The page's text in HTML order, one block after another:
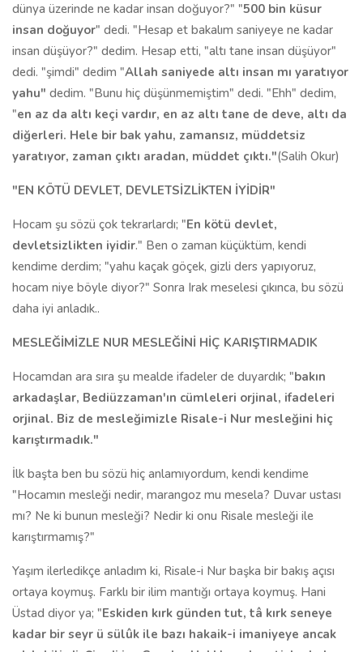
dünya üzerinde ne kadar insan doğuyor?" "500 bin küsur
insan doğuyor" dedi. "Hesap et bakalım saniyeye ne kadar
insan düşüyor?" dedim. Hesap etti, "altı tane insan düşüyor"
dedi. "şimdi" dedim "Allah saniyede altı insan mı yaratıyor
yahu" dedim. "Bunu hiç düşünmemiştim" dedi. "Ehh" dedim,
"en az da altı keçi vardır, en az altı tane de deve, altı da
diğerleri. Hele bir bak yahu, zamansız, müddetsiz
yaratıyor, zaman çıktı aradan, müddet çıktı."(Salih Okur)
"EN KÖTÜ DEVLET, DEVLETSİZLİKTEN İYİDİR"
Hocam şu sözü çok tekrarlardı; "En kötü devlet,
devletsizlikten iyidir." Ben o zaman küçüktüm, kendi
kendime derdim; "yahu kaçak göçek, gizli ders yapıyoruz,
hocam niye böyle diyor?" Sonra Irak meselesi çıkınca, bu sözü
daha iyi anladık..
MESLEĞİMİZLE NUR MESLEĞİNİ HİÇ KARIŞTIRMADIK
Hocamdan ara sıra şu mealde ifadeler de duyardık; "bakın
arkadaşlar, Bediüzzaman'ın cümleleri orjinal, ifadeleri
orjinal. Biz de mesleğimizle Risale-i Nur mesleğini hiç
karıştırmadık."
İlk başta ben bu sözü hiç anlamıyordum, kendi kendime
"Hocamın mesleği nedir, marangoz mu mesela? Duvar ustası
mı? Ne ki bunun mesleği? Nedir ki onu Risale mesleği ile
karıştırmamış?"
Yaşım ilerledikçe anladım ki, Risale-i Nur başka bir bakış açısı
ortaya koymuş. Farklı bir ilim mantığı ortaya koymuş. Hani
Üstad diyor ya; "Eskiden kırk günden tut, tâ kırk seneye
kadar bir seyr ü sülûk ile bazı hakaik-i imaniyeye ancak